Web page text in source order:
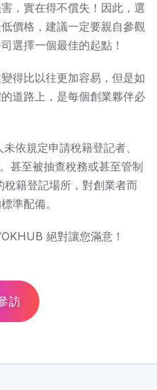
，實在得不償失！因此，選
價格，建議一定要親自參觀
選擇一個最佳的起點！
得比以往更加容易，但是如
道路上，是每個創業夥伴必
依規定申請稅籍登記者、
甚至被抽查稅務或甚至管制
籍登記場所，對創業者而
準配備。
絕對讓您滿意！
訪